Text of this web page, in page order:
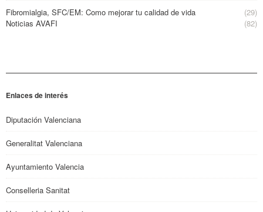
Fibromialgia, SFC/EM: Como mejorar tu calidad de vida
(29)
Noticias AVAFI
(82)
Enlaces de interés
Diputación Valenciana
Generalitat Valenciana
Ayuntamiento Valencia
Conselleria Sanitat